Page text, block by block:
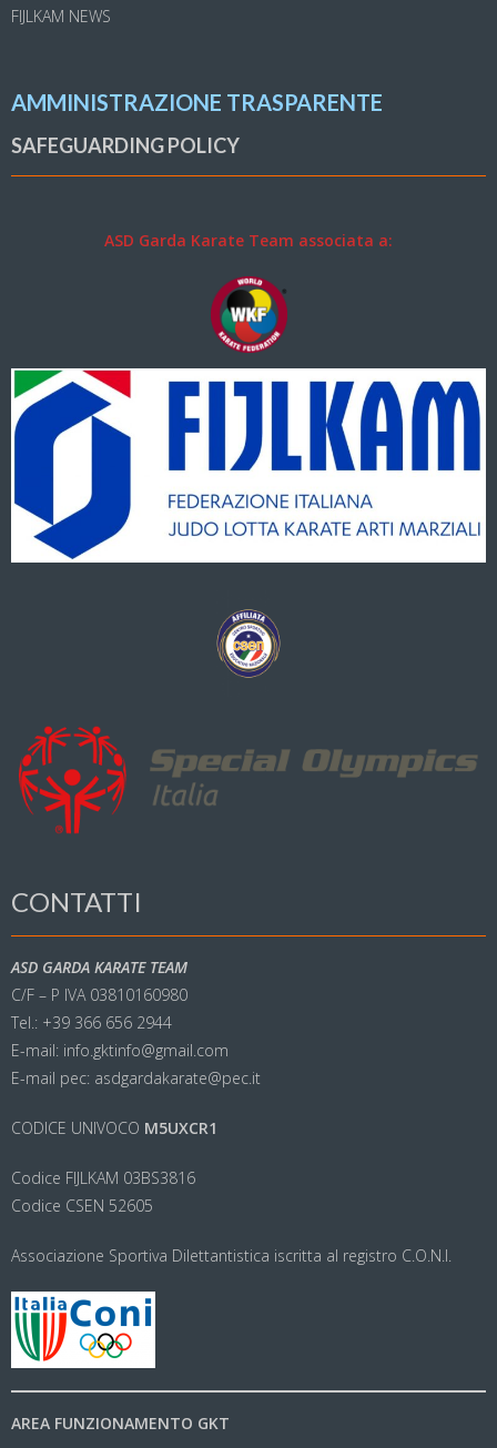
FIJLKAM NEWS
AMMINISTRAZIONE TRASPARENTE
SAFEGUARDING POLICY
ASD Garda Karate Team associata a:
CONTATTI
ASD GARDA KARATE TEAM
C/F – P IVA 03810160980
Tel.: +39 366 656 2944
E-mail: info.gktinfo@gmail.com
E-mail pec: asdgardakarate@pec.it
CODICE UNIVOCO M5UXCR1
Codice FIJLKAM 03BS3816
Codice CSEN 52605
Associazione Sportiva Dilettantistica iscritta al registro C.O.N.I.
AREA FUNZIONAMENTO GKT